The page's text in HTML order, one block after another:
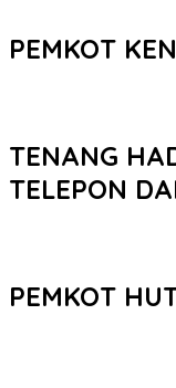
PEMKOT
TENANG
TELEPON
PEMKOT